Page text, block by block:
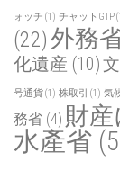
ォッチ (1) チャットGTP
(22)外務
化遺産 (10)
号通貨(1) 株取引 (1) 気
務省 (4) 財
水產省